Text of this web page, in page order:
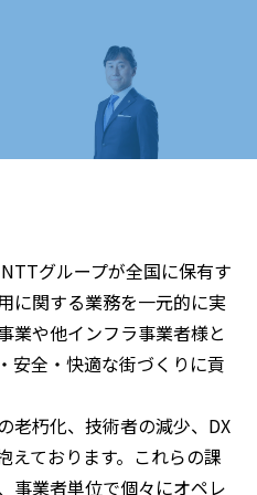
グループが全国に保有す
に関する業務を一元的に実
業や他インフラ事業者様と
安全・快適な街づくりに貢
老朽化、技術者の減少、DX
えております。これらの課
事業者単位で個々にオペレ